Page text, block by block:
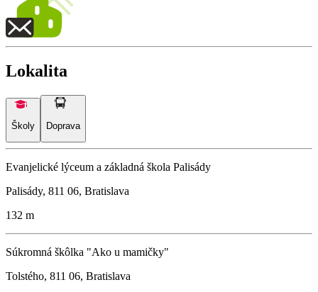
Lokalita
Školy Doprava
Evanjelické lýceum a základná škola Palisády
Palisády, 811 06, Bratislava
132 m
Súkromná škôlka "Ako u mamičky"
Tolstého, 811 06, Bratislava